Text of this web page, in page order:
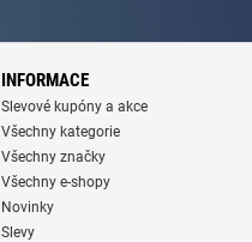
INFORMACE
Slevové kupóny a akce
Všechny kategorie
Všechny značky
Všechny e-shopy
Novinky
Slevy